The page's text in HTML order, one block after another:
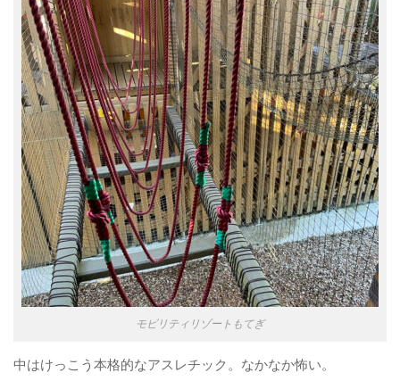
モビリティリゾートもてぎ
中はけっこう本格的なアスレチック。なかなか怖い。